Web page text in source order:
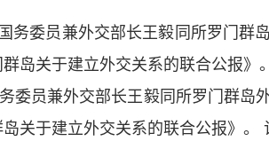
委员兼外交部长王毅同所罗门群岛
关于建立外交关系的联合公报》。